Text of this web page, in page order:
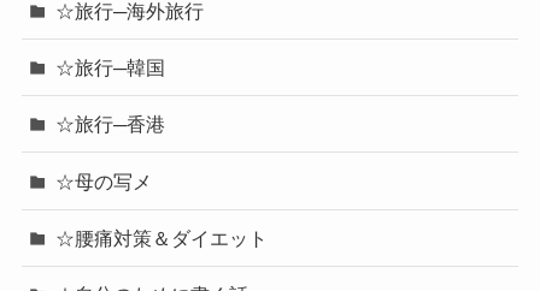
☆旅行─海外旅行
☆旅行─韓国
☆旅行─香港
☆母の写メ
☆腰痛対策＆ダイエット